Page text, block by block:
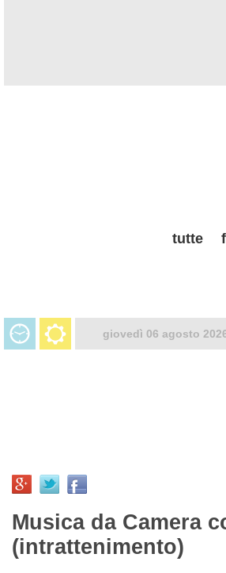
tutte
giovedì 06 agosto
Musica da Camera
(intrattenimento)